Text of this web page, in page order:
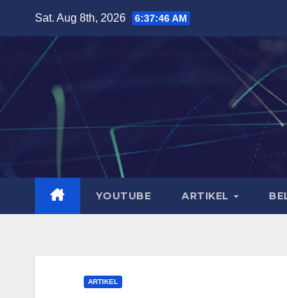
Sat. Aug 8th, 2026 6:37:47 AM
YOUTUBE ARTIKEL
ARTIKEL